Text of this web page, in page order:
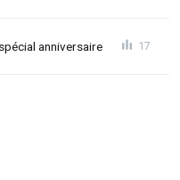
anniversaire 17